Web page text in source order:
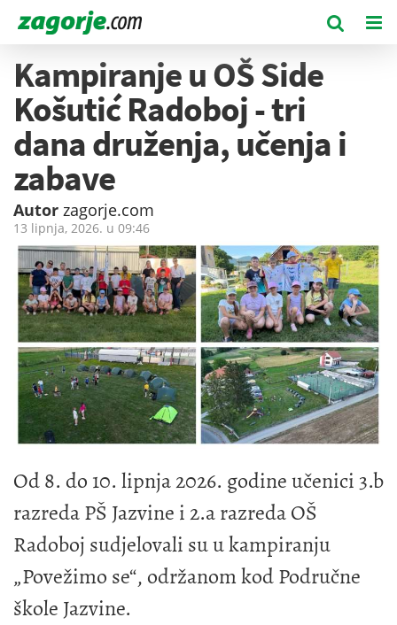
Kampiranje u OŠ Side
Košutić Radoboj - tri
dana druženja, učenja i
zabave
Autor zagorje.com
13 lipnja, 2026. u 09:46
Od 8. do 10. lipnja 2026. godine učenici 3.b
razreda PŠ Jazvine i 2.a razreda OŠ
Radoboj sudjelovali su u kampiranju
„Povežimo se“, održanom kod Područne
škole Jazvine.